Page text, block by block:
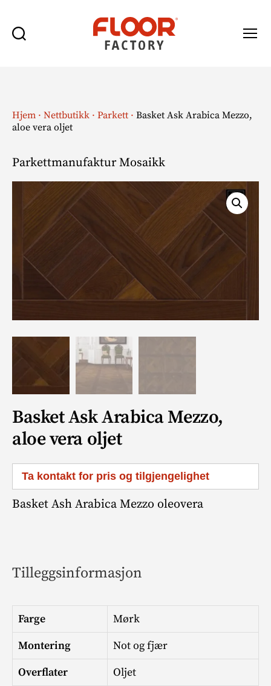
Hjem · Nettbutikk · Parkett · Basket Ask Arabica Mezzo,
aloe vera oljet
Parkettmanufaktur Mosaikk
Basket Ask Arabica Mezzo,
aloe vera oljet
Ta kontakt for pris og tilgjengelighet
Basket Ash Arabica Mezzo oleovera
Tilleggsinformasjon
Farge
Mørk
Montering
Not og fjær
Overflater
Oljet